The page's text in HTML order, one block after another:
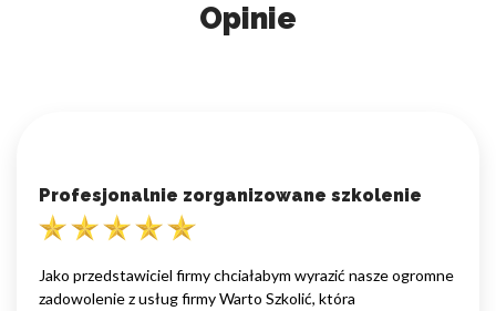
Opinie
Profesjonalnie zorganizowane szkolenie
Jako przedstawiciel firmy chciałabym wyrazić nasze ogromne
zadowolenie z usług firmy Warto Szkolić, która